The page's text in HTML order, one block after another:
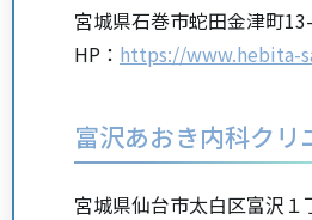
宮城県石巻市蛇田金津町
HP： https://www.hebita-
富沢あおき内科クリ
宮城県仙台市太白区富沢１